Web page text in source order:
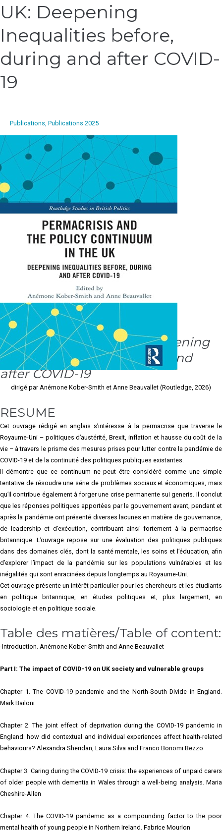
UK: Deepening
Inequalities before,
during and after COVID-
19
Publications Publications 2025
Permacrisis and the Policy
Continuum in the UK: Deepening
Inequalities before, during and
after COVID-19
dirigé par Anémone Kober-Smith et Anne Beauvallet (Routledge, 2026)
RESUME
Cet ouvrage rédigé en anglais s’intéresse à la permacrise que traverse le
Royaume-Uni – politiques d’austérité, Brexit, inflation et hausse du coût de la
vie – à travers le prisme des mesures prises pour lutter contre la pandémie de
COVID-19 et de la continuité des politiques publiques existantes.
Il démontre que ce continuum ne peut être considéré comme une simple
tentative de résoudre une série de problèmes sociaux et économiques, mais
qu’il contribue également à forger une crise permanente sui generis. Il conclut
que les réponses politiques apportées par le gouvernement avant, pendant et
après la pandémie ont présenté diverses lacunes en matière de gouvernance,
de leadership et d’exécution, contribuant ainsi fortement à la permacrise
britannique. L’ouvrage repose sur une évaluation des politiques publiques
dans des domaines clés, dont la santé mentale, les soins et l’éducation, afin
d’explorer l’impact de la pandémie sur les populations vulnérables et les
inégalités qui sont enracinées depuis longtemps au Royaume-Uni.
Cet ouvrage présente un intérêt particulier pour les chercheurs et les étudiants
en politique britannique, en études politiques et, plus largement, en
sociologie et en politique sociale.
Table des matières/Table of content:
-Introduction. Anémone Kober-Smith and Anne Beauvallet
Part I: The impact of COVID-19 on UK society and vulnerable groups
Chapter 1. The COVID-19 pandemic and the North-South Divide in England.
Mark Bailoni
Chapter 2. The joint effect of deprivation during the COVID-19 pandemic in
England: how did contextual and individual experiences affect health-related
behaviours? Alexandra Sheridan, Laura Silva and Franco Bonomi Bezzo
Chapter 3. Caring during the COVID-19 crisis: the experiences of unpaid carers
of older people with dementia in Wales through a well-being analysis. Maria
Cheshire-Allen
Chapter 4. The COVID-19 pandemic as a compounding factor to the poor
mental health of young people in Northern Ireland. Fabrice Mourlon
Continuum
in
Deepening
Inequalities
during